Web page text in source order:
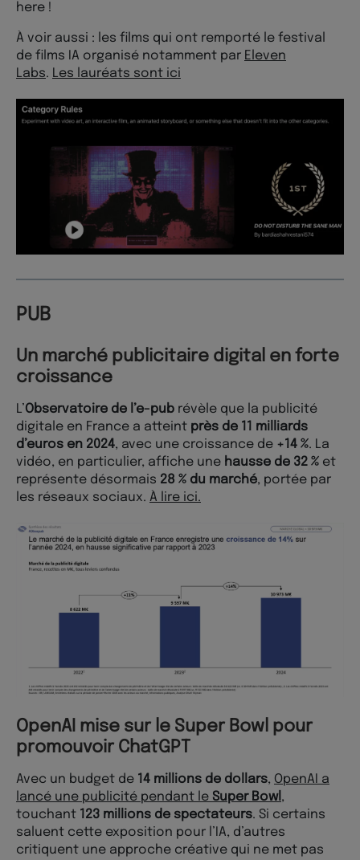
here !
À voir aussi : les films qui ont remporté le festival
de films IA organisé notamment par Eleven
Labs. Les lauréats sont ici
PUB
Un marché publicitaire digital en forte
croissance
L’Observatoire de l’e-pub révèle que la publicité
digitale en France a atteint près de 11 milliards
d’euros en 2024, avec une croissance de +14 %. La
vidéo, en particulier, affiche une hausse de 32 % et
représente désormais 28 % du marché, portée par
les réseaux sociaux. À lire ici.
OpenAI mise sur le Super Bowl pour
promouvoir ChatGPT
Avec un budget de 14 millions de dollars, OpenAI a
lancé une publicité pendant le Super Bowl ,
touchant 123 millions de spectateurs. Si certains
saluent cette exposition pour l’IA, d’autres
critiquent une approche créative qui ne met pas